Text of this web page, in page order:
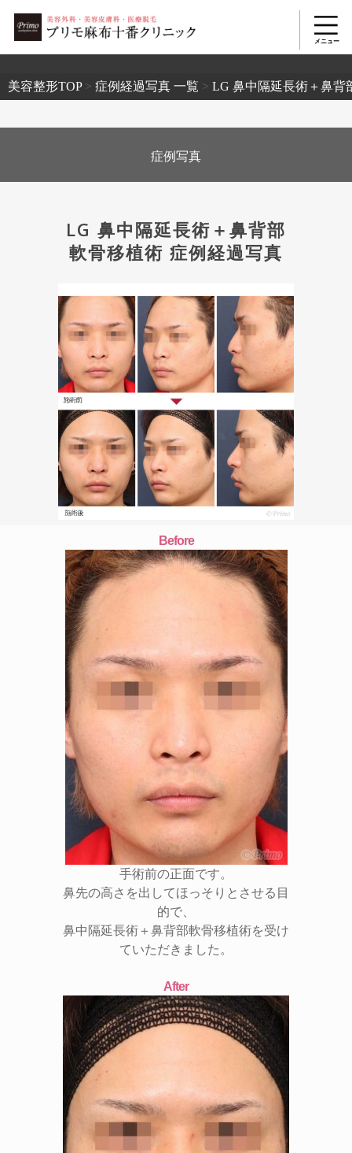
美容整形TOP> 症例経過写真 一覧 > LG 鼻中隔延長術＋鼻背
症例写真
LG 鼻中隔延長術＋鼻背部
軟骨移植術 症例経過写真
Before
手術前の正面です。
鼻先の高さを出してほっそりとさせる目
的で、
鼻中隔延長術＋鼻背部軟骨移植術を受け
ていただきました。
After